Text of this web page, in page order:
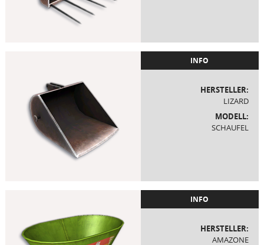
INFO
HERSTELLER:
LIZARD
MODELL:
SCHAUFEL
INFO
HERSTELLER:
AMAZONE